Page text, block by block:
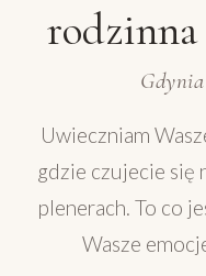
Gdynia
Uwieczniam
gdzie czujecie
plenerach. To co
Wasze